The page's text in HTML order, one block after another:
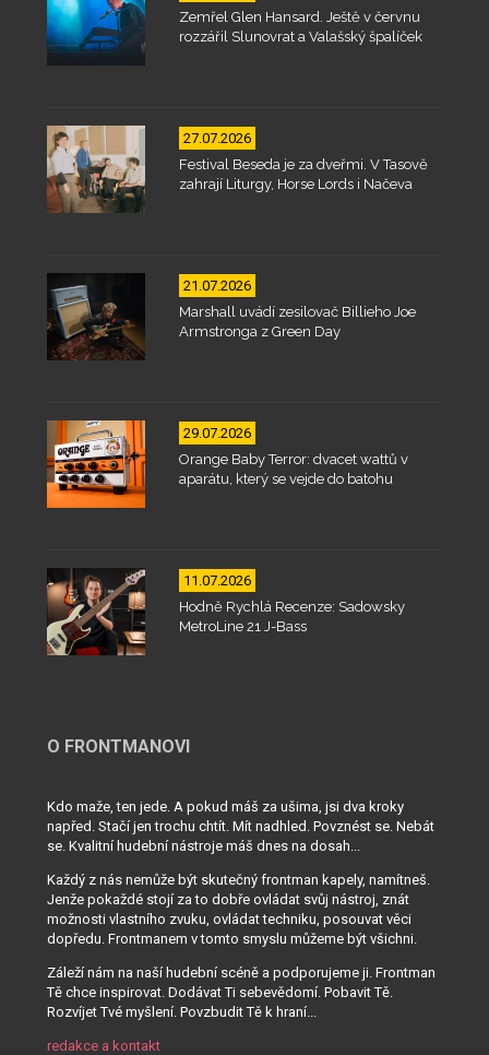
Zemřel Glen Hansard. Ještě v červnu
rozzářil Slunovrat a Valašský špalíček
27.07.2026
Festival Beseda je za dveřmi. V Tasově
zahrají Liturgy, Horse Lords i Načeva
21.07.2026
Marshall uvádí zesilovač Billieho Joe
Armstronga z Green Day
29.07.2026
Orange Baby Terror: dvacet wattů v
aparátu, který se vejde do batohu
11.07.2026
Hodně Rychlá Recenze: Sadowsky
MetroLine 21 J-Bass
O FRONTMANOVI
Kdo maže, ten jede. A pokud máš za ušima, jsi dva kroky
napřed. Stačí jen trochu chtít. Mít nadhled. Povznést se. Nebát
se. Kvalitní hudební nástroje máš dnes na dosah...
Každý z nás nemůže být skutečný frontman kapely, namítneš.
Jenže pokaždé stojí za to dobře ovládat svůj nástroj, znát
možnosti vlastního zvuku, ovládat techniku, posouvat věci
dopředu. Frontmanem v tomto smyslu můžeme být všichni.
Záleží nám na naší hudební scéně a podporujeme ji. Frontman
Tě chce inspirovat. Dodávat Ti sebevědomí. Pobavit Tě.
Rozvíjet Tvé myšlení. Povzbudit Tě k hraní...
redakce a kontakt